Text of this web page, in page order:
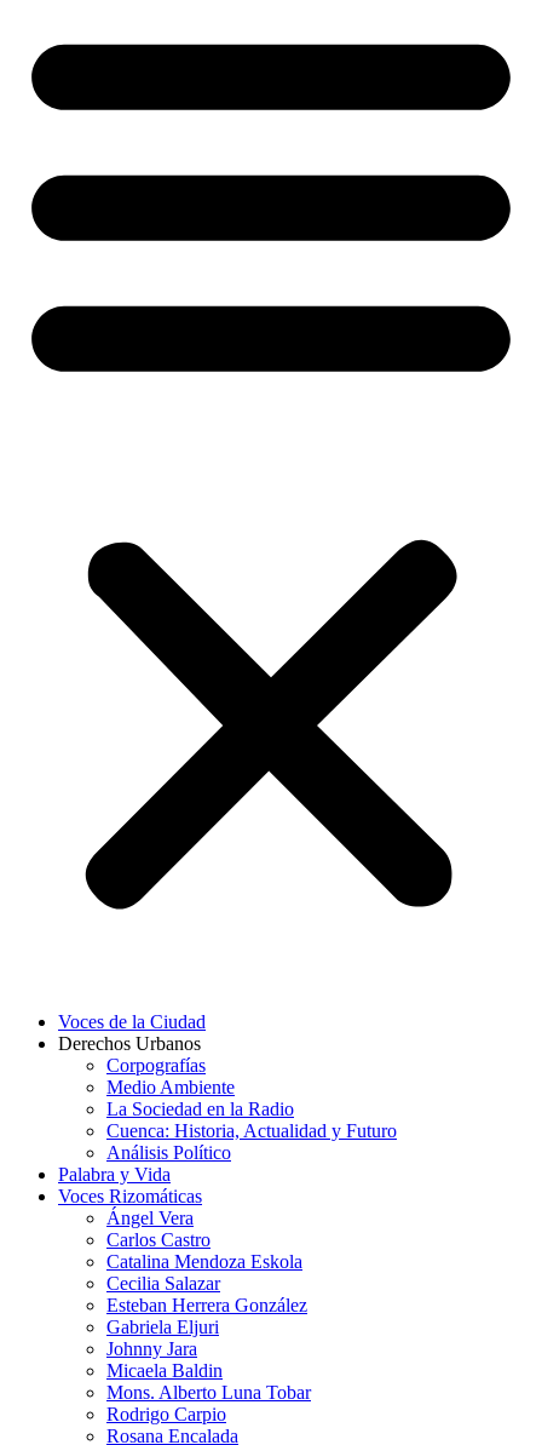
Voces de la Ciudad
Derechos Urbanos
Corpografías
Medio Ambiente
La Sociedad en la Radio
Cuenca: Historia, Actualidad y Futuro
Análisis Político
Palabra y Vida
Voces Rizomáticas
Ángel Vera
Carlos Castro
Catalina Mendoza Eskola
Cecilia Salazar
Esteban Herrera González
Gabriela Eljuri
Johnny Jara
Micaela Baldin
Mons. Alberto Luna Tobar
Rodrigo Carpio
Rosana Encalada